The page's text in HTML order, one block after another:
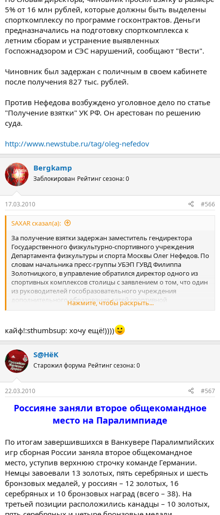
5% от 16 млн рублей, которые должны быть выделены
спорткомплексу по программе госконтрактов. Деньги
предназначались на подготовку спорткомплекса к
летним сборам и устранение выявленных
Госпожнадзором и СЭС нарушений, сообщают "Вести".
Чиновник был задержан с поличным в своем кабинете
после получения 827 тыс. рублей.
Против Нефедова возбуждено уголовное дело по статье
"Получение взятки" УК РФ. Он арестован по решению
суда.
http://www.newstube.ru/tag/oleg-nefedov
Bergkamp
Заблокирован Рейтинг сезона: 0
17.03.2010 #566
SAXAR сказал(а):
За получение взятки задержан заместитель гендиректора
Государственного физкультурно-спортивного учреждения
Департамента физкультуры и спорта Москвы Олег Нефедов. По
словам начальника пресс-группы УБЭП ГУВД Филиппа
Золотницкого, в управление обратился директор одного из
спортивных комплексов столицы с заявлением о том, что один
из руководителей гособразовательного учреждения
дополнительного образования детей спортивной
направленности Нефедов вымогает у него крупную взятку.
По словам директора, чиновник просил взятку в размере 5% от
16 млн рублей, которые должны быть выделены
спорткомплексу по программе госконтрактов. Деньги
предназначались на подготовку спорткомплекса к летним
сборам и устранение выявленных Госпожнадзором и СЭС
нарушений, сообщают "Вести".
Чиновник был задержан с поличным в своем кабинете после
получения 827 тыс. рублей.
Против Нефедова возбуждено уголовное дело по статье
"Получение взятки" УК РФ. Он арестован по решению суда.
http://www.newstube.ru/tag/oleg-nefedov
Нажмите, чтобы раскрыть...
кайф!:sthumbsup: хочу ещё!))))
S@HёK
Старожил форума Рейтинг сезона: 0
22.03.2010 #567
Россияне заняли второе общекомандное
место на Паралимпиаде
По итогам завершившихся в Ванкувере Паралимпийских
игр сборная России заняла второе общекомандное
место, уступив верхнюю строчку команде Германии.
Немцы завоевали 13 золотых, пять серебряных и шесть
бронзовых медалей, у россиян – 12 золотых, 16
серебряных и 10 бронзовых наград (всего – 38). На
третьей позиции расположились канадцы – 10 золотых,